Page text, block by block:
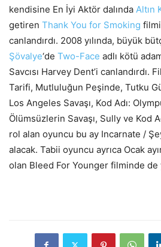
kendisine En İyi Aktör dalında Altın
getiren Thank You for Smoking
canlandırdı. 2008 yılında, büyük
Şövalye‘de Two-Face adlı kötü
Savcısı Harvey Dent’i canlandırdı.
Tarifi, Mutluluğun Peşinde, Tutku
Los Angeles Savaşı, Kod Adı:
Ölümsüzlerin Savaşı, Sully ve Kod
rol alan oyuncu bu ay Incarnate /
alacak. Tabii oyuncu ayrıca Ocak
olan Bleed For Younger filminde de